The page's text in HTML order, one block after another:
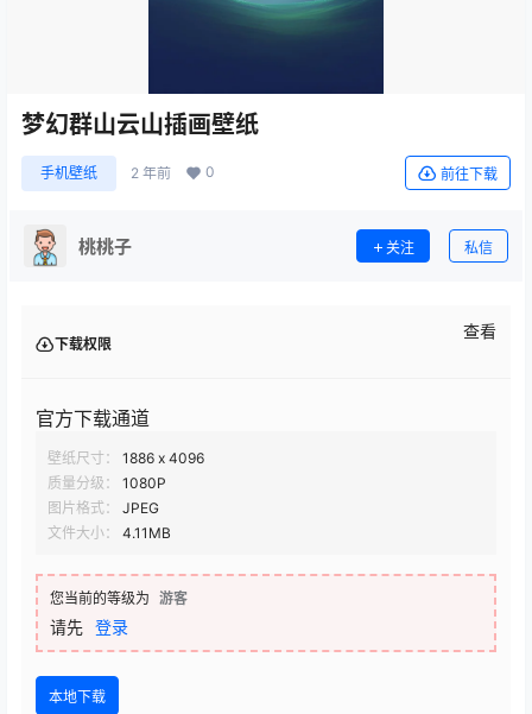
梦幻群山云山插画壁纸
手机壁纸 2 年前 0 前往下载
桃桃子 关注 私信
下载权限
查看
官方下载通道
壁纸尺寸：
1886 x 4096
质量分级：
1080P
图片格式：
JPEG
文件大小：
4.11MB
您当前的等级为 游客
请先 登录
本地下载